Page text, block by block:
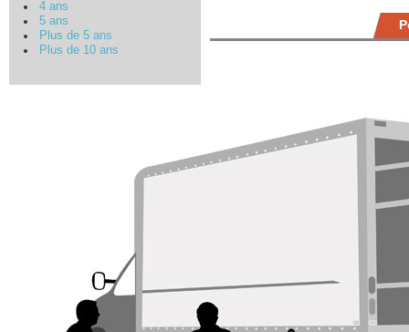
4 ans
5 ans
Plus de 5 ans
Plus de 10 ans